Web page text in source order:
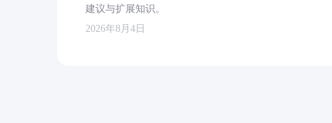
建议与扩展知识。
2026年8月4日